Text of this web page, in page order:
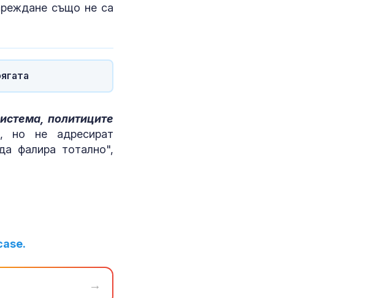
също не са
политиците
но не адресират
фалира тотално",
→